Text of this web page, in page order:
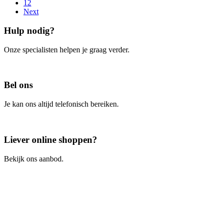
12
Next
Hulp nodig?
Onze specialisten helpen je graag verder.
Bel ons
Je kan ons altijd telefonisch bereiken.
Liever online shoppen?
Bekijk ons aanbod.